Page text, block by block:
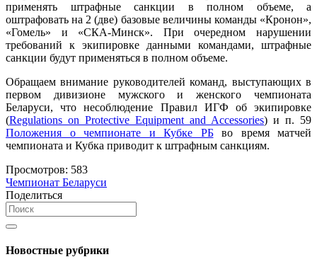
применять штрафные санкции в полном объеме, а
оштрафовать на 2 (две) базовые величины команды «Кронон»,
«Гомель» и «СКА-Минск». При очередном нарушении
требований к экипировке данными командами, штрафные
санкции будут применяться в полном объеме.
Обращаем внимание руководителей команд, выступающих в
первом дивизионе мужского и женского чемпионата
Беларуси, что несоблюдение Правил ИГФ об экипировке
(Regulations on Protective Equipment and Accessories) и п. 59
Положения о чемпионате и Кубке РБво время матчей
чемпионата и Кубка приводит к штрафным санкциям.
Просмотров: 583
Чемпионат Беларуси
Поделиться
Новостные рубрики